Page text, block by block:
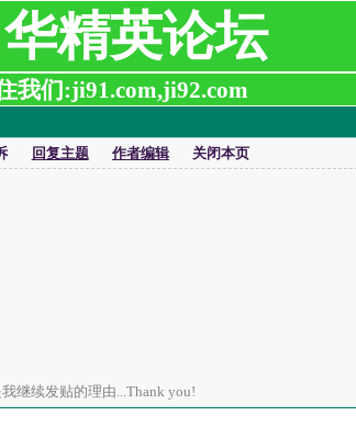
精英论坛
我们:ji91.com,ji92.com
回复主题 作者编辑 关闭本页
继续发贴的理由...Thank you!